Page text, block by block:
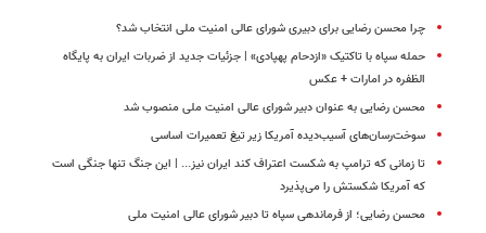
چرا محسن رضایی برای دبیری شورای عالی امنیت ملی انتخاب شد؟
حمله سپاه با تاکتیک «ازدحام پهپادی» | جزئیات جدید از ضربات ایران به پایگاه
الظفره در امارات + عکس
محسن رضایی به عنوان دبیر شورای عالی امنیت ملی منصوب شد
سوخت‌رسان‌های آسیب‌دیده آمریکا زیر تیغ تعمیرات اساسی
تا زمانی که ترامپ به شکست اعتراف کند ایران نیز... | این جنگ تنها جنگی است
که آمریکا شکستش را می‌پذیرد
محسن رضایی؛ از فرماندهی سپاه تا دبیر شورای عالی امنیت ملی